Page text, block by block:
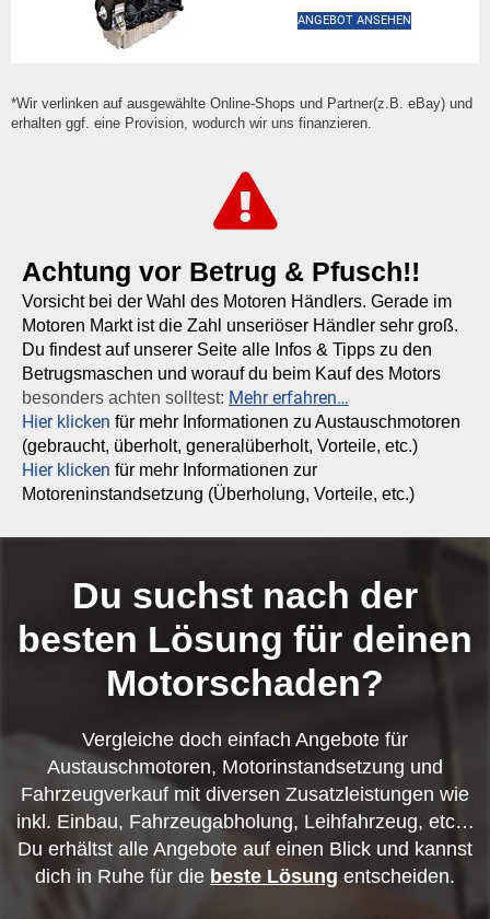
ANGEBOT ANSEHEN
*Wir verlinken auf ausgewählte Online-Shops und Partner(z.B. eBay) und
erhalten ggf. eine Provision, wodurch wir uns finanzieren.
Achtung vor Betrug & Pfusch!!
Vorsicht bei der Wahl des Motoren Händlers. Gerade im
Motoren Markt ist die Zahl unseriöser Händler sehr groß.
Du findest auf unserer Seite alle Infos & Tipps zu den
Betrugsmaschen und worauf du beim Kauf des Motors
besonders achten solltest: Mehr erfahren…
Hier klicken für mehr Informationen zu Austauschmotoren
(gebraucht, überholt, generalüberholt, Vorteile, etc.)
Hier klicken für mehr Informationen zur
Motoreninstandsetzung (Überholung, Vorteile, etc.)
Du suchst nach der
besten Lösung für deinen
Motorschaden?
Vergleiche doch einfach Angebote für
Austauschmotoren, Motorinstandsetzung und
Fahrzeugverkauf mit diversen Zusatzleistungen wie
inkl. Einbau, Fahrzeugabholung, Leihfahrzeug, etc…
Du erhältst alle Angebote auf einen Blick und kannst
dich in Ruhe für die beste Lösung entscheiden.